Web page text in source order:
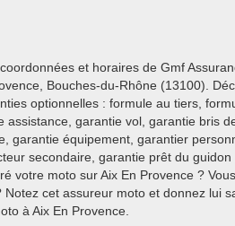
et horaires de Gmf
Bouches-du-Rhône (13100).
optionnelles : formule au tiers,
assistance, garantie vol, garantie bris
garantie équipement, garantier
secondaire, garantie prêt du guidon
votre moto sur Aix En Provence ?
Notez cet assureur moto et donnez lui
à Aix En Provence.